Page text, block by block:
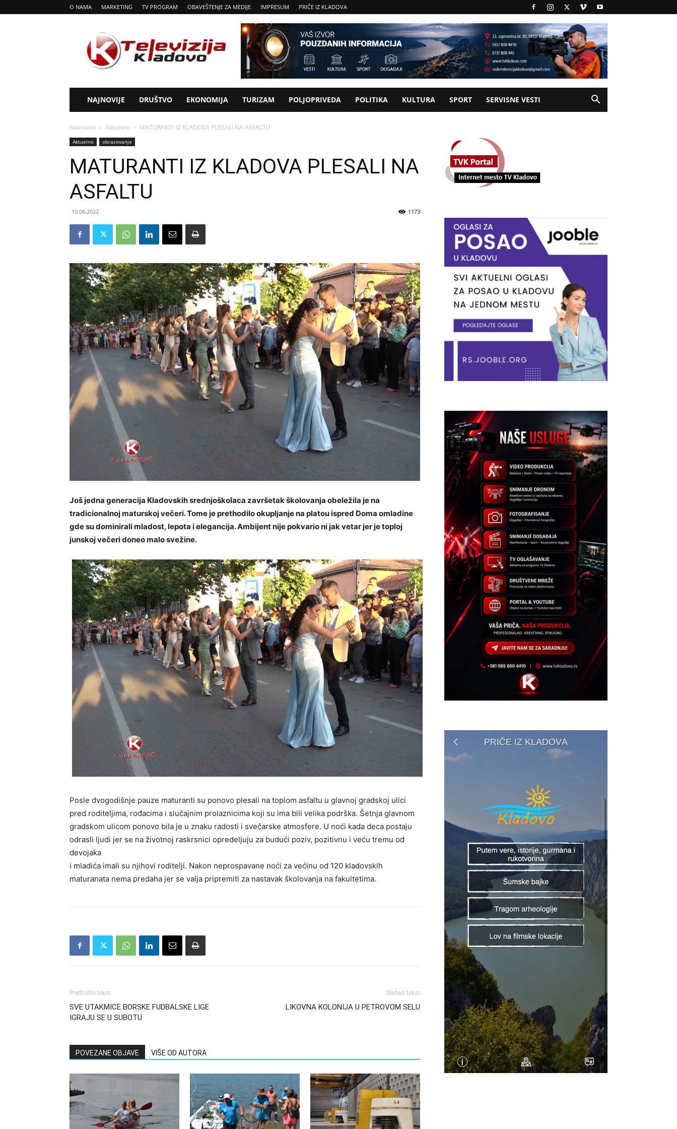
O NAMA MARKETING TV PROGRAM OBAVEŠTENJE ZA MEDIJE IMPRESUM PRIČE IZ KLADOVA
Tv
Kladovo
NAJNOVIJE DRUŠTVO EKONOMIJA TURIZAM POLJOPRIVEDA POLITIKA KULTURA SPORT SERVISNE VESTI
Naslovna Aktuelno MATURANTI IZ KLADOVA PLESALI NA ASFALTU
Aktuelno obrazovanje
MATURANTI IZ KLADOVA PLESALI NA
ASFALTU
10.06.2022 1173
Još jedna generacija Kladovskih srednjoškolaca završetak školovanja obeležila je na
tradicionalnoj maturskoj večeri. Tome je prethodilo okupljanje na platou ispred Doma omladine
gde su dominirali mladost, lepota i elegancija. Ambijent nije pokvario ni jak vetar jer je toploj
junskoj večeri doneo malo svežine.
Posle dvogodišnje pauze maturanti su ponovo plesali na toplom asfaltu u glavnoj gradskoj ulici
pred roditeljima, rođacima i slučajnim prolaznicima koji su ima bili velika podrška. Šetnja glavnom
gradskom ulicom ponovo bila je u znaku radosti i svečarske atmosfere. U noći kada deca postaju
odrasli ljudi jer se na životnoj raskrsnici opredeljuju za budući poziv, pozitivnu i veću tremu od
devojaka
i mladića imali su njihovi roditelji. Nakon neprospavane noći za većinu od 120 kladovskih
maturanata nema predaha jer se valja pripremiti za nastavak školovanja na fakultetima.
Prethodni tekst
SVE UTAKMICE BORSKE FUDBALSKE LIGE
IGRAJU SE U SUBOTU
Sledeći tekst
LIKOVNA KOLONIJA U PETROVOM SELU
POVEZANE OBJAVE VIŠE OD AUTORA